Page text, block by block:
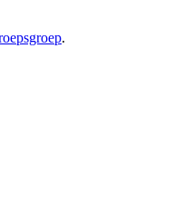
.
venster)